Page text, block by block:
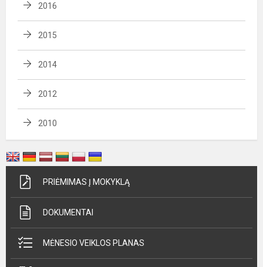
2016
2015
2014
2012
2010
PRIĖMIMAS Į MOKYKLĄ
DOKUMENTAI
MĖNESIO VEIKLOS PLANAS